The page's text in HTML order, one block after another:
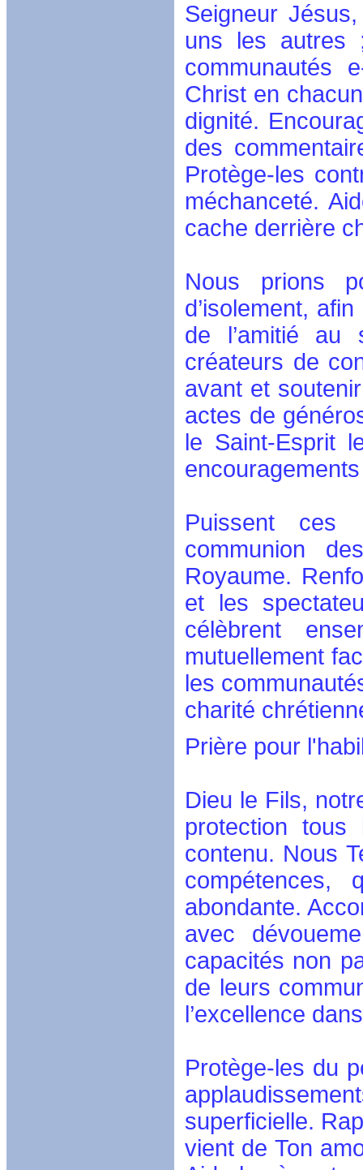
Seigneur
uns les autres
communautés
Christ en
dignité.
des
Protège-les
méchanceté.
cache derrière
Nous prions
d’isolement,
de l’amitié au
créateurs de
avant et
actes de
le Saint-Esprit
Puissent ces
communion
Royaume.
et les
célèbrent
mutuellement
les
charité
Prière pour
Dieu le Fils,
protection
contenu. Nous
abondante.
avec
capacités non
de leurs
l’excellence
Protège-les du
superficielle.
vient de Ton